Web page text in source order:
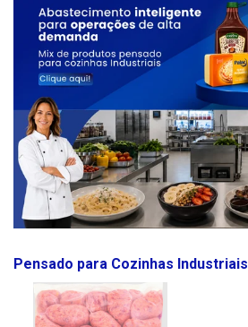
Pensado para Cozinhas Industriais